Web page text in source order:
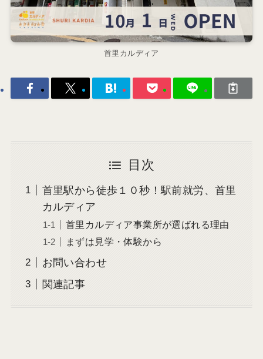
首里カルディア
目次
首里駅から徒歩１０秒！駅前就労、首里
カルディア
首里カルディア事業所が選ばれる理由
まずは見学・体験から
お問い合わせ
関連記事